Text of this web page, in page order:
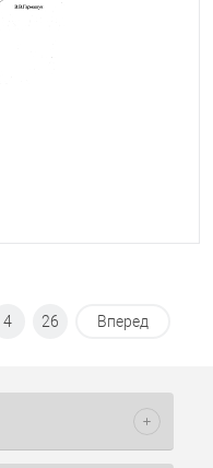
4 26 Вперед